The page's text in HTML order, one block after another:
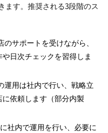
ます。推奨される3段階のス
のサポートを受けながら、
日次チェックを習得しま
運用は社内で行い、戦略立
依頼します（部分内製
社内で運用を行い、必要に